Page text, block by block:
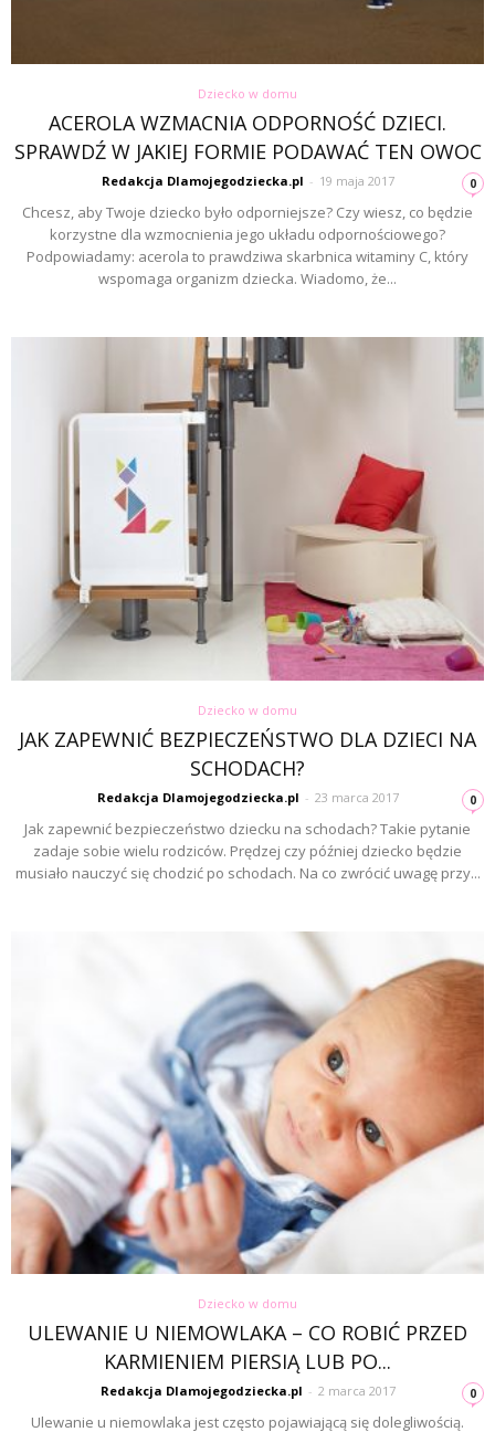
Dziecko w domu
ACEROLA WZMACNIA ODPORNOŚĆ DZIECI.
SPRAWDŹ W JAKIEJ FORMIE PODAWAĆ TEN OWOC
Redakcja Dlamojegodziecka.pl - 19 maja 2017 0
Chcesz, aby Twoje dziecko było odporniejsze? Czy wiesz, co będzie
korzystne dla wzmocnienia jego układu odpornościowego?
Podpowiadamy: acerola to prawdziwa skarbnica witaminy C, który
wspomaga organizm dziecka. Wiadomo, że...
Dziecko w domu
JAK ZAPEWNIĆ BEZPIECZEŃSTWO DLA DZIECI NA
SCHODACH?
Redakcja Dlamojegodziecka.pl - 23 marca 2017 0
Jak zapewnić bezpieczeństwo dziecku na schodach? Takie pytanie
zadaje sobie wielu rodziców. Prędzej czy później dziecko będzie
musiało nauczyć się chodzić po schodach. Na co zwrócić uwagę przy...
Dziecko w domu
ULEWANIE U NIEMOWLAKA – CO ROBIĆ PRZED
KARMIENIEM PIERSIĄ LUB PO...
Redakcja Dlamojegodziecka.pl - 2 marca 2017 0
Ulewanie u niemowlaka jest często pojawiającą się dolegliwością.